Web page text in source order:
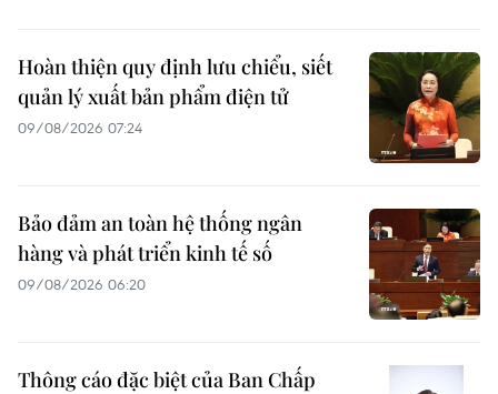
Hoàn thiện quy định lưu chiểu, siết
quản lý xuất bản phẩm điện tử
09/08/2026 07:24
Bảo đảm an toàn hệ thống ngân
hàng và phát triển kinh tế số
09/08/2026 06:20
Thông cáo đặc biệt của Ban Chấp